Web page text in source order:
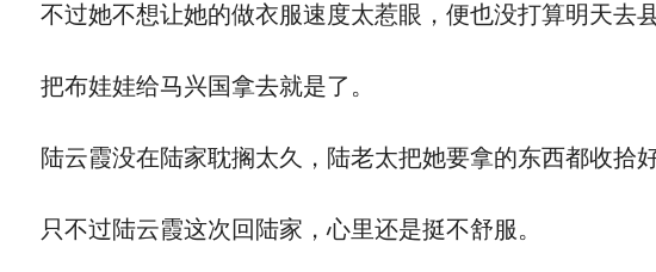
不过她不想让她的做衣服速度太惹眼，便也没打算明天去
把布娃娃给马兴国拿去就是了。
陆云霞没在陆家耽搁太久，陆老太把她要拿的东西都收拾
只不过陆云霞这次回陆家，心里还是挺不舒服。